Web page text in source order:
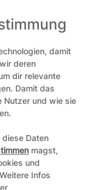
damit
deren
dir relevante
Damit das
Nutzer und wie sie
Daten
magst,
und
Infos